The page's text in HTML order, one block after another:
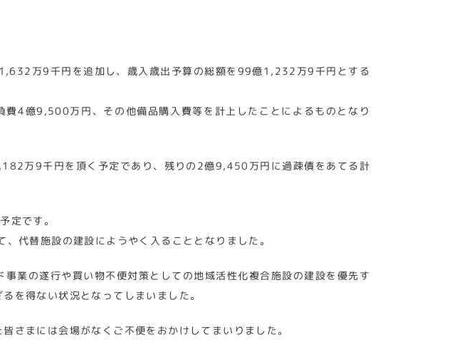
万9千円を追加し、歳入歳出予算の総額を99億1,232万9千円とする
4億9,500万円、その他備品購入費等を計上したことによるものとなり
万9千円を頂く予定であり、残りの2億9,450万円に過疎債をあてる計
定です。
代替施設の建設にようやく入ることとなりました。
業の遂行や買い物不便対策としての地域活性化複合施設の建設を優先す
を得ない状況となってしまいました。
さまには会場がなくご不便をおかけしてまいりました。